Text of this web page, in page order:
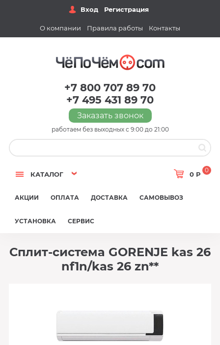
Вход Регистрация
О компании Правила работы Контакты
+7 800 707 89 70
+7 495 431 89 70
Заказать звонок
работаем без выходных с 9:00 до 21:00
КАТАЛОГ 0 Р
0
АКЦИИ ОПЛАТА ДОСТАВКА САМОВЫВОЗ
УСТАНОВКА СЕРВИС
Сплит-система GORENJE kas 26
nf1n/kas 26 zn**